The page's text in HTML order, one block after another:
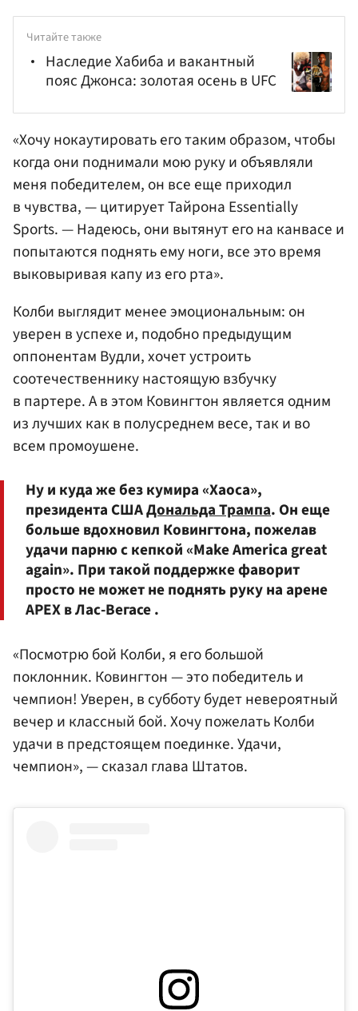
Читайте также
Наследие Хабиба и вакантный
пояс Джонса: золотая осень в UFC
«Хочу нокаутировать его таким образом, чтобы
когда они поднимали мою руку и объявляли
меня победителем, он все еще приходил
в чувства, — цитирует Тайрона Essentially
Sports. — Надеюсь, они вытянут его на канвасе и
попытаются поднять ему ноги, все это время
выковыривая капу из его рта».
Колби выглядит менее эмоциональным: он
уверен в успехе и, подобно предыдущим
оппонентам Вудли, хочет устроить
соотечественнику настоящую взбучку
в партере. А в этом Ковингтон является одним
из лучших как в полусреднем весе, так и во
всем промоушене.
Ну и куда же без кумира «Хаоса»,
президента СШАДональда Трампа. Он еще
больше вдохновил Ковингтона, пожелав
удачи парню с кепкой «Make America great
again». При такой поддержке фаворит
просто не может не поднять руку на арене
APEX в Лас-Вегасе .
«Посмотрю бой Колби, я его большой
поклонник. Ковингтон — это победитель и
чемпион! Уверен, в субботу будет невероятный
вечер и классный бой. Хочу пожелать Колби
удачи в предстоящем поединке. Удачи,
чемпион», — сказал глава Штатов.